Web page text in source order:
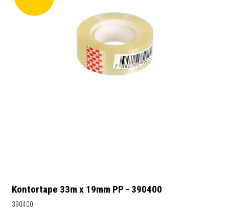
Kontortape 33m x 19mm PP - 390400
390400